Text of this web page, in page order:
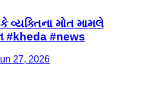
વ્યક્તિના મોત મામલે
#kheda #news
27, 2026